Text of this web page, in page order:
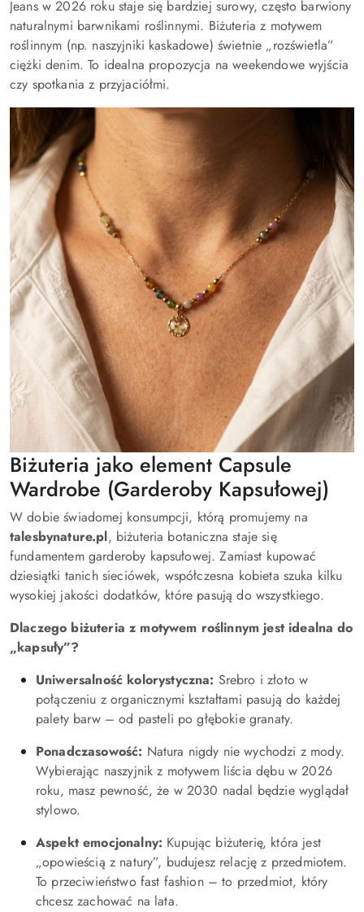
Jeans w 2026 roku staje się bardziej surowy, często barwiony
naturalnymi barwnikami roślinnymi. Biżuteria z motywem
roślinnym (np. naszyjniki kaskadowe) świetnie „rozświetla”
ciężki denim. To idealna propozycja na weekendowe wyjścia
czy spotkania z przyjaciółmi.
Biżuteria jako element Capsule
Wardrobe (Garderoby Kapsułowej)
W dobie świadomej konsumpcji, którą promujemy na
talesbynature.pl, biżuteria botaniczna staje się
fundamentem garderoby kapsułowej. Zamiast kupować
dziesiątki tanich sieciówek, współczesna kobieta szuka kilku
wysokiej jakości dodatków, które pasują do wszystkiego.
Dlaczego biżuteria z motywem roślinnym jest idealna do
„kapsuły”?
Uniwersalność kolorystyczna: Srebro i złoto w
połączeniu z organicznymi kształtami pasują do każdej
palety barw – od pasteli po głębokie granaty.
Ponadczasowość: Natura nigdy nie wychodzi z mody.
Wybierając naszyjnik z motywem liścia dębu w 2026
roku, masz pewność, że w 2030 nadal będzie wyglądał
stylowo.
Aspekt emocjonalny: Kupując biżuterię, która jest
„opowieścią z natury”, budujesz relację z przedmiotem.
To przeciwieństwo fast fashion – to przedmiot, który
chcesz zachować na lata.